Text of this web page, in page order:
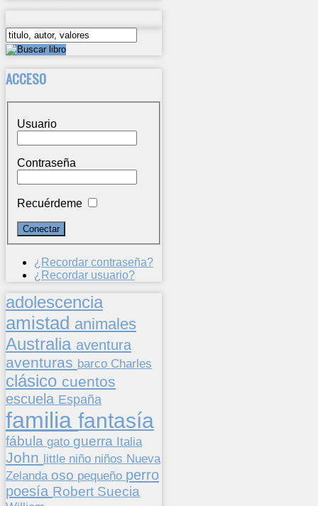
ACCESO
Usuario
Contraseña
Recuérdeme
¿Recordar contraseña?
¿Recordar usuario?
adolescencia
amistad animales
Australia aventura
aventuras barco Charles
clásico cuentos
escuela España
familia fantasía
fábula gato guerra Italia
John little niño niños Nueva
Zelanda oso pequeño perro
poesía Robert Suecia